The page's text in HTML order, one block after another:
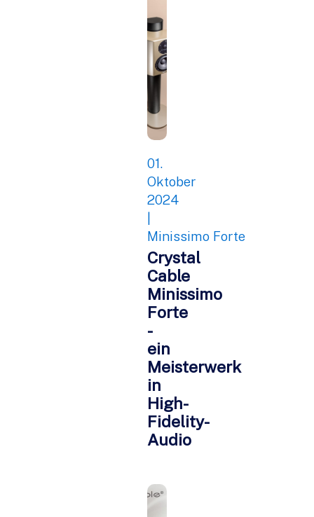
01.
Oktober
2024
Minissimo Forte
Crystal
Cable
Minissimo
Forte
-
ein
Meisterwerk
in
High-
Fidelity-
Audio